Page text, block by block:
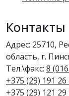
Контакты
Адрес: 25710,
область, г.
Тел.\факс: 8
+375 (29) 191
+375 (29) 121 29